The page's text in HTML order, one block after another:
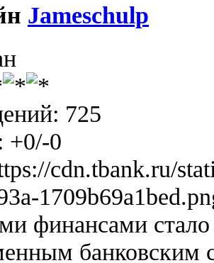
Jameschulp
725
+0/-0
cdn.tbank.ru/
финансами
банковским